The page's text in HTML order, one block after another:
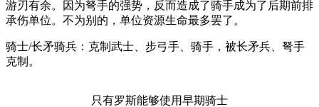
游刃有余。因为弩手的强势，反而造成了骑手成为了后期前排
承伤单位。不为别的，单位资源生命最多罢了。
骑士/长矛骑兵：克制武士、步弓手、骑手，被长矛兵、弩手
克制。
只有罗斯能够使用早期骑士